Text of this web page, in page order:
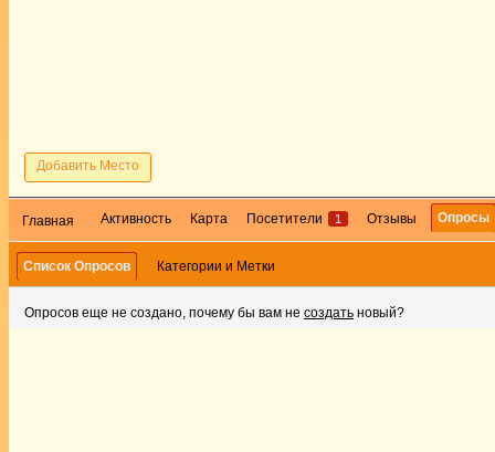
Добавить Место
Главная Активность Карта Посетители 1 Отзывы Опросы
Список Опросов Категории и Метки
Опросов еще не создано, почему бы вам не создать новый?